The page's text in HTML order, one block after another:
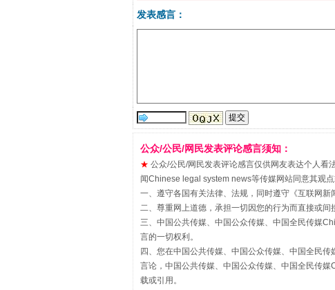
揭批美国五大"原罪"
发表感言：
公众/公民/网民发表评论感言须知：
★ 公众/公民/网民发表评论感言仅供网友表达个人
闻Chinese legal system news等传媒网站同意其观
一、遵守各国有关法律、法规，同时遵守《互联网新
二、尊重网上道德，承担一切因您的行为而直接或间
三、中国公共传媒、中国公众传媒、中国全民传媒
言的一切权利。
四、您在中国公共传媒、中国公众传媒、中国全民
言论，中国公共传媒、中国公众传媒、中国全民传
载或引用。